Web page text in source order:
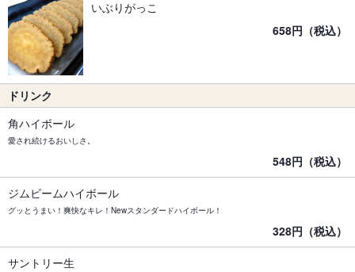
いぶりがっこ
658円（税込）
ドリンク
角ハイボール
愛され続けるおいしさ。
548円（税込）
ジムビームハイボール
グッとうまい！爽快なキレ！Newスタンダードハイボール！
328円（税込）
サントリー生